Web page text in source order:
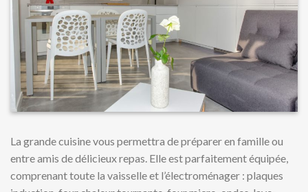
La grande cuisine vous permettra de préparer en famille ou
entre amis de délicieux repas. Elle est parfaitement équipée,
comprenant toute la vaisselle et l’électroménager : plaques